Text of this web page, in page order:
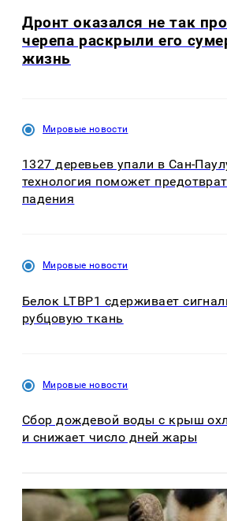
Дронт оказался не так
черепа раскрыли его
жизнь
Мировые новости
1327 деревьев упали в Сан-
технология поможет
падения
Мировые новости
Белок LTBP1 сдерживает
рубцовую ткань
Мировые новости
Сбор дождевой воды с крыш
и снижает число дней жары